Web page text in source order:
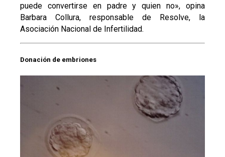
puede convertirse en padre y quien no», opina
Barbara Collura, responsable de Resolve, la
Asociación Nacional de Infertilidad.
Donación de embriones